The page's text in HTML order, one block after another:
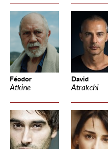
Féodor
Atkine
David
Atrakchi